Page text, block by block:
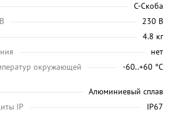
С-Скоба
230 В
4.8 кг
нет
окружающей
-60..+60 °С
Алюминиевый сплав
IP
IP67